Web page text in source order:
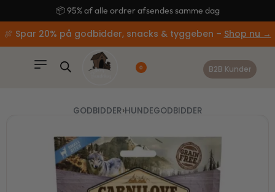
🚚 Gratis fragt ved køb over 499,-
🍖 Spar 20% på godbidder, snacks & tyggeben – Shop nu →
0 B2B Kunder
GODBIDDER›HUNDEGODBIDDER